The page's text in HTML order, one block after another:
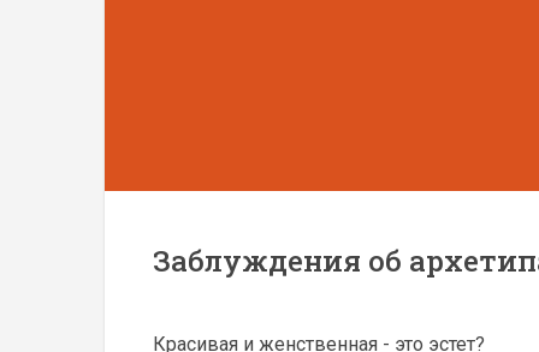
Заблуждения об
Красивая и женственная - это эстет?